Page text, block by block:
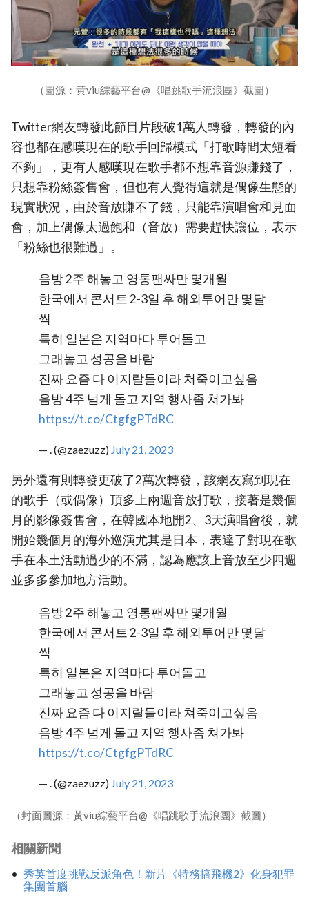
（圖源：黃viu綜藝平台@《唱跳歌手流浪團》截圖）
Twitter網友轉發此節目片段破1萬人轉發，轉發的內
容也都在感嘆現在的歌手回歸模式「打歌時間太短看
不夠」，更有人感嘆現在歌手都不想靠音源賺錢了，
只想靠粉絲簽售會，但也有人覺得這就是偶像生態的
現實狀況，由於音放賺不了錢，只能靠演唱會和見面
會，加上偶像太過飽和（音放）需要趕快讓位，表示
「粉絲也很難過」。
음방 2주 해놓고 영통팬싸만 몇개월
한국에서 콘서트 2-3일 후 해외투어만 몇달
씩
특히 일본은 지역마다 투어돌고
그래놓고 성공을 바람
진짜 요즘 다 이지랄들이라 쳐죽이고싶음
음방 4주 넘게 돌고 지역 행사좀 쳐가봐
https://t.co/CtgfgPTdRC
— . (@zaezuzz) July 21, 2023
另外還有則轉發更破了2萬次轉發，該網友寫到現在
的歌手（或偶像）頂多上兩週音放打歌，接著是幾個
月的影像簽售會，在韓國本地開2、3天演唱會後，就
開始幾個月的海外巡演尤其是日本，表達了對現在歌
手在本土活動過少的不滿，認為應該上音放至少四週
並多多參加地方活動。
음방 2주 해놓고 영통팬싸만 몇개월
한국에서 콘서트 2-3일 후 해외투어만 몇달
씩
특히 일본은 지역마다 투어돌고
그래놓고 성공을 바람
진짜 요즘 다 이지랄들이라 쳐죽이고싶음
음방 4주 넘게 돌고 지역 행사좀 쳐가봐
https://t.co/CtgfgPTdRC
— . (@zaezuzz) July 21, 2023
（封面圖源：黃viu綜藝平台@《唱跳歌手流浪團》截圖）
相關新聞
秀英首度挑戰反派角色！新片《特務搞飛機2》化身犯罪
集團首腦